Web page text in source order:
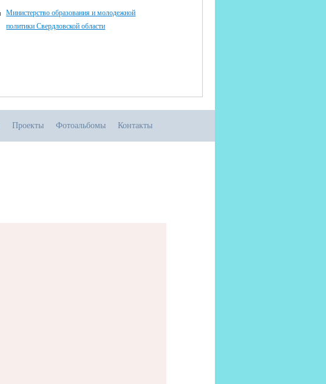
Министерство образования и молодежной
политики Свердловской области
Проекты Фотоальбомы Контакты